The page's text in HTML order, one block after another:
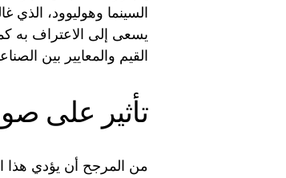
السينما وهوليوود، الذي
يسعى إلى الاعتراف به
القيم والمعايير بين
تأثير على